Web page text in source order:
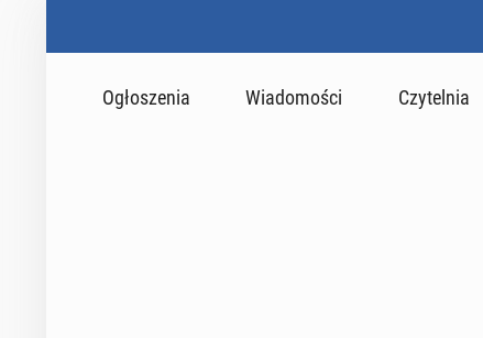
Ogłoszenia Wiadomości Czytelnia